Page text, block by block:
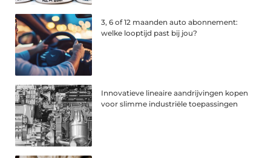
3, 6 of 12 maanden auto abonnement:
welke looptijd past bij jou?
Innovatieve lineaire aandrijvingen kopen
voor slimme industriële toepassingen